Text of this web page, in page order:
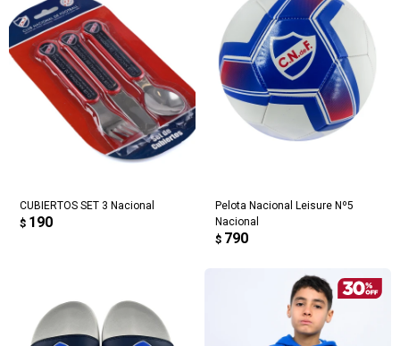
CUBIERTOS SET 3 Nacional
$ 190
Pelota Nacional Leisure Nº5
Nacional
$ 790